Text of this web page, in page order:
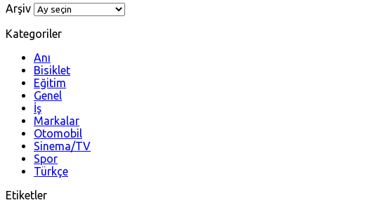
Arşiv
Kategoriler
Anı
Bisiklet
Eğitim
Genel
İş
Markalar
Otomobil
Sinema/TV
Spor
Türkçe
Etiketler